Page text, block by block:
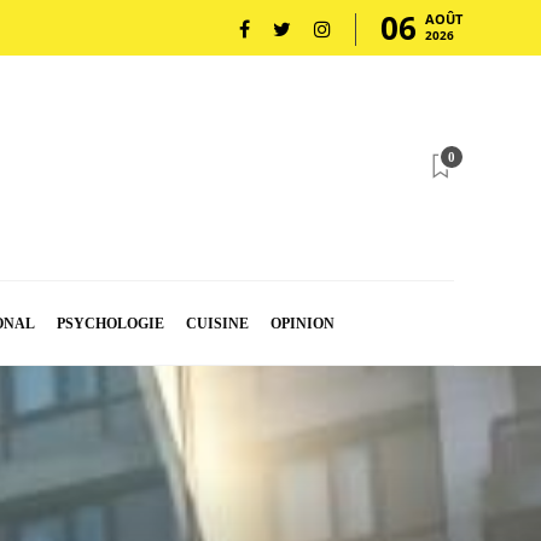
06 AOÛT
2026
0
PSYCHOLOGIE CUISINE OPINION